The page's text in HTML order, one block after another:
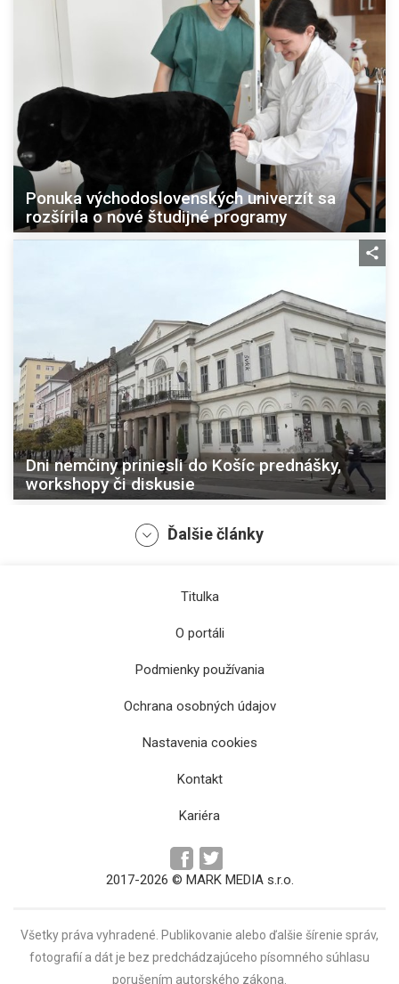
Ponuka východoslovenských univerzít sa
rozšírila o nové študijné programy
Dni nemčiny priniesli do Košíc prednášky,
workshopy či diskusie
Košické univerzity upustili od vytvorenia
spoločného konzorcia
Ďalšie články
Titulka
O portáli
Podmienky používania
Ochrana osobných údajov
Nastavenia cookies
Kontakt
Kariéra
2017-2026 © MARK MEDIA s.r.o.
Všetky práva vyhradené. Publikovanie alebo ďalšie šírenie správ,
fotografií a dát je bez predchádzajúceho písomného súhlasu
porušením autorského zákona.